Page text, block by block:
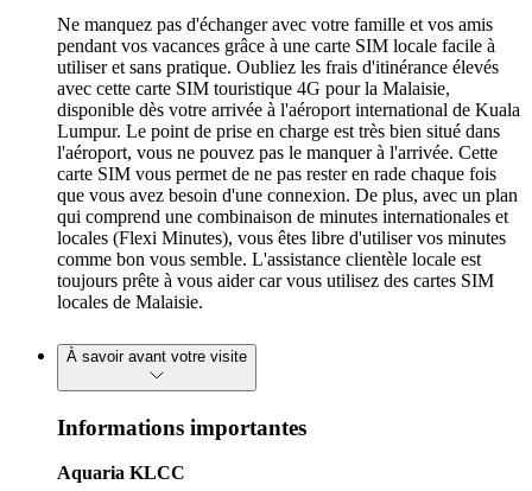
Ne manquez pas d'échanger avec votre famille et vos amis
pendant vos vacances grâce à une carte SIM locale facile à
utiliser et sans pratique. Oubliez les frais d'itinérance élevés
avec cette carte SIM touristique 4G pour la Malaisie,
disponible dès votre arrivée à l'aéroport international de Kuala
Lumpur. Le point de prise en charge est très bien situé dans
l'aéroport, vous ne pouvez pas le manquer à l'arrivée. Cette
carte SIM vous permet de ne pas rester en rade chaque fois
que vous avez besoin d'une connexion. De plus, avec un plan
qui comprend une combinaison de minutes internationales et
locales (Flexi Minutes), vous êtes libre d'utiliser vos minutes
comme bon vous semble. L'assistance clientèle locale est
toujours prête à vous aider car vous utilisez des cartes SIM
locales de Malaisie.
À savoir avant votre visite
Informations importantes
Aquaria KLCC